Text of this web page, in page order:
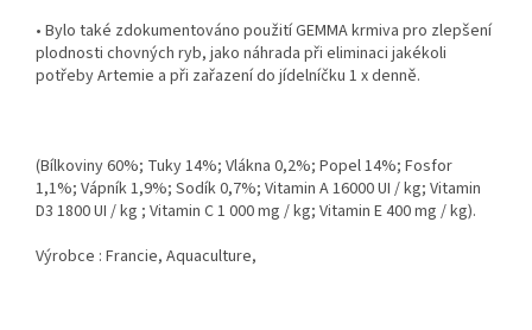
• Bylo také zdokumentováno použití GEMMA krmiva pro zlepšení
plodnosti chovných ryb, jako náhrada při eliminaci jakékoli
potřeby Artemie a při zařazení do jídelníčku 1 x denně.
(Bílkoviny 60%; Tuky 14%; Vlákna 0,2%; Popel 14%; Fosfor
1,1%; Vápník 1,9%; Sodík 0,7%; Vitamin A 16000 UI / kg; Vitamin
D3 1800 UI / kg ; Vitamin C 1 000 mg / kg; Vitamin E 400 mg / kg).
Výrobce : Francie, Aquaculture,